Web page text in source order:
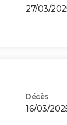
27/03/
Décès
16/03/